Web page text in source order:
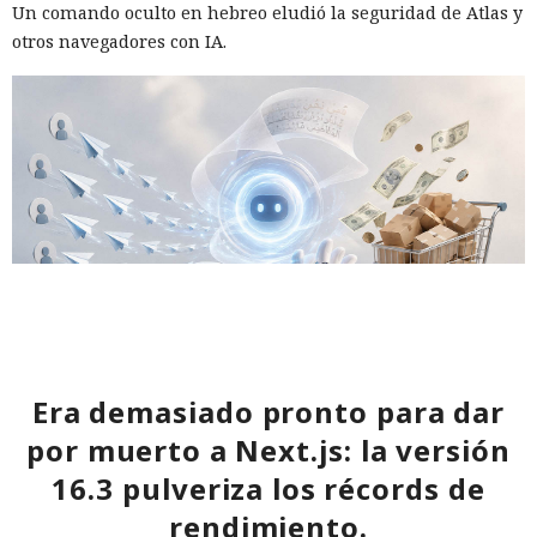
Un comando oculto en hebreo eludió la seguridad de Atlas y
otros navegadores con IA.
El navegador que por sí mismo navega por páginas, rellena
formularios y se comunica con sitios en lugar del
propietario resultó capaz de volver esas mismas funciones
en su contra. En la conferencia de ciberseguridad Black Hat,
especialistas de la empresa Zenity mostraron cómo el
Era demasiado pronto para dar
por muerto a Next.js: la versión
16.3 pulveriza los récords de
rendimiento.